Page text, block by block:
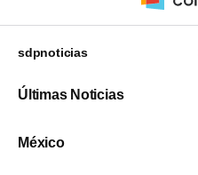
sdpnoticias
Últimas Noticias
México